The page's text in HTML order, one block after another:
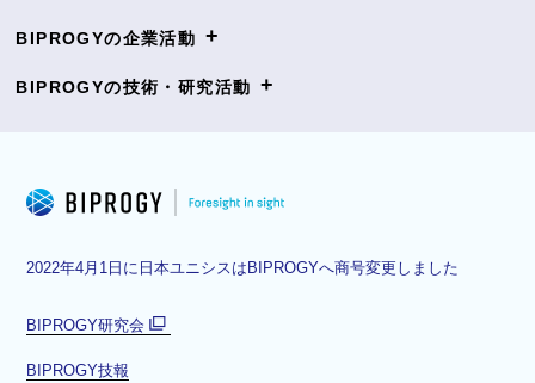
BIPROGYの企業活動 +
BIPROGYの技術・研究活動 +
2022年4月1日に日本ユニシスはBIPROGYへ商号変更しました
BIPROGY研究会
BIPROGY技報